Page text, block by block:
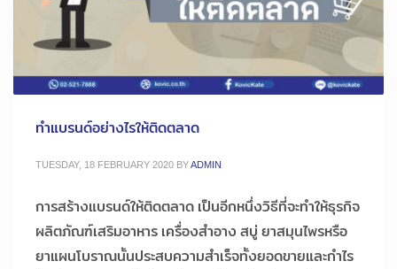
ทำแบรนด์อย่างไรให้ติดตลาด
TUESDAY, 18 FEBRUARY 2020 BYADMIN
การสร้างแบรนด์ให้ติดตลาด เป็นอีกหนึ่งวิธีที่จะทำให้ธุรกิจ
ผลิตภัณฑ์เสริมอาหาร เครื่องสำอาง สบู่ ยาสมุนไพรหรือ
ยาแผนโบราณนั้นประสบความสำเร็จทั้งยอดขายและกำไร